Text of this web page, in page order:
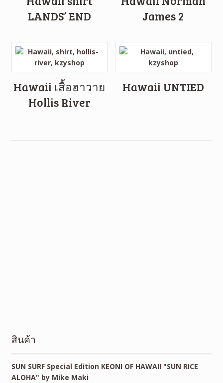
LANDS’ END
James 2
Hawaii เสื้อฮาวาย
Hollis River
Hawaii UNTIED
สินค้า
SUN SURF Special Edition KEONI OF HAWAII "SUN RICE
ALOHA" by Mike Maki